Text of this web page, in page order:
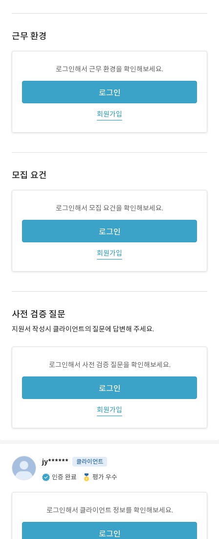
근무 환경
로그인해서 근무 환경을 확인해보세요.
로그인
회원가입
모집 요건
로그인해서 모집 요건을 확인해보세요.
로그인
회원가입
사전 검증 질문
지원서 작성시 클라이언트의 질문에 답변해 주세요.
로그인해서 사전 검증 질문을 확인해보세요.
로그인
회원가입
jy****** 클라이언트
인증 완료 평가 우수
로그인해서 클라이언트 정보를 확인해보세요.
로그인